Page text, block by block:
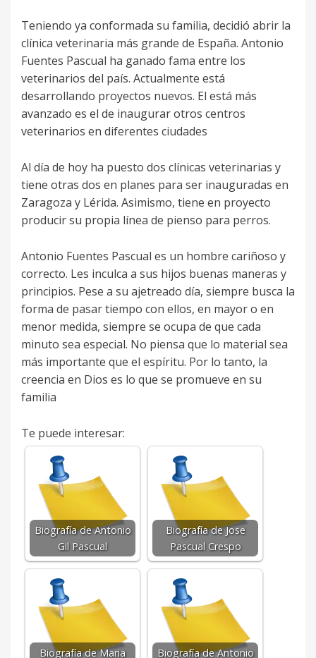
Teniendo ya conformada su familia, decidió abrir la
clínica veterinaria más grande de España. Antonio
Fuentes Pascual ha ganado fama entre los
veterinarios del país. Actualmente está
desarrollando proyectos nuevos. El está más
avanzado es el de inaugurar otros centros
veterinarios en diferentes ciudades
Al día de hoy ha puesto dos clínicas veterinarias y
tiene otras dos en planes para ser inauguradas en
Zaragoza y Lérida. Asimismo, tiene en proyecto
producir su propia línea de pienso para perros.
Antonio Fuentes Pascual es un hombre cariñoso y
correcto. Les inculca a sus hijos buenas maneras y
principios. Pese a su ajetreado día, siempre busca la
forma de pasar tiempo con ellos, en mayor o en
menor medida, siempre se ocupa de que cada
minuto sea especial. No piensa que lo material sea
más importante que el espíritu. Por lo tanto, la
creencia en Dios es lo que se promueve en su
familia
Te puede interesar:
Biografía de Antonio
Gil Pascual
Biografía de Jose
Pascual Crespo
Biografía de Maria
Biografía de Antonio